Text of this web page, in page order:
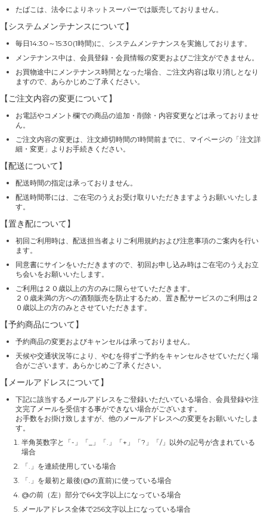
たばこは、法令によりネットスーパーでは販売しておりません。
【システムメンテナンスについて】
毎日14:30～15:30(1時間)に、システムメンテナンスを実施しております。
メンテナンス中は、会員登録・会員情報の変更およびご注文ができません。
お買物途中にメンテナンス時間となった場合、ご注文内容は取り消しとなり
ますので、あらかじめご了承ください。
【ご注文内容の変更について】
お電話やコメント欄での商品の追加・削除・内容変更などは承っておりませ
ん。
ご注文内容の変更は、注文締切時間の1時間前までに、マイページの「注文詳
細・変更」よりお手続きください。
【配送について】
配送時間の指定は承っておりません。
配送時間帯には、ご在宅のうえお受け取りいただきますようお願いいたしま
す。
【置き配について】
初回ご利用時は、配送担当者よりご利用規約および注意事項のご案内を行い
ます。
同意書にサインをいただきますので、初回お申し込み時はご在宅のうえお立
ち会いをお願いいたします。
ご利用は２０歳以上の方のみに限らせていただきます。
２０歳未満の方への酒類販売を防止するため、置き配サービスのご利用は２
０歳以上の方のみとさせていただきます。
【予約商品について】
予約商品の変更およびキャンセルは承っておりません。
天候や交通状況等により、やむを得ずご予約をキャンセルさせていただく場
合がございます。あらかじめご了承ください。
【メールアドレスについて】
下記に該当するメールアドレスをご登録いただいている場合、会員登録や注
文完了メールを受信する事ができない場合がございます。
お手数をお掛け致しますが、他のメールアドレスへの変更をお願いいたしま
す。
半角英数字と「-」「_」「.」「+」「?」「/」以外の記号が含まれている
場合
「.」を連続使用している場合
「.」を最初と最後(@の直前)に使っている場合
@の前（左）部分で64文字以上になっている場合
メールアドレス全体で256文字以上になっている場合